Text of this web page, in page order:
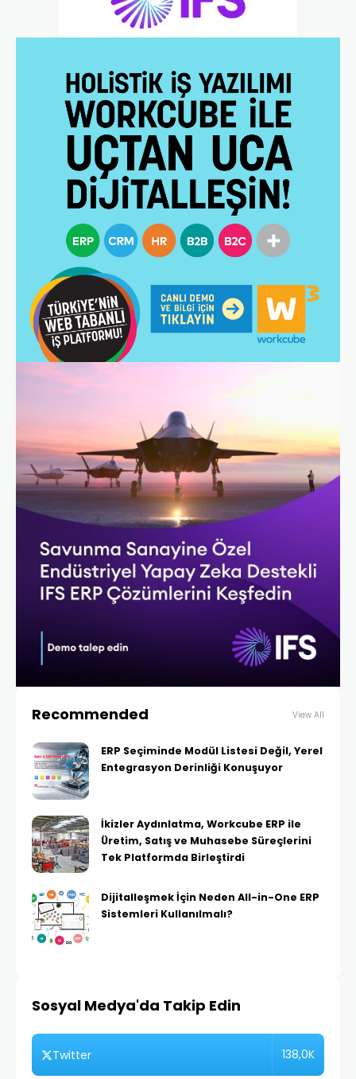
Recommended View All
ERP Seçiminde Modül Listesi Değil, Yerel
Entegrasyon Derinliği Konuşuyor
İkizler Aydınlatma, Workcube ERP ile
Üretim, Satış ve Muhasebe Süreçlerini
Tek Platformda Birleştirdi
Dijitalleşmek İçin Neden All-in-One ERP
Sistemleri Kullanılmalı?
Sosyal Medya'da Takip Edin
Twitter 138,0K